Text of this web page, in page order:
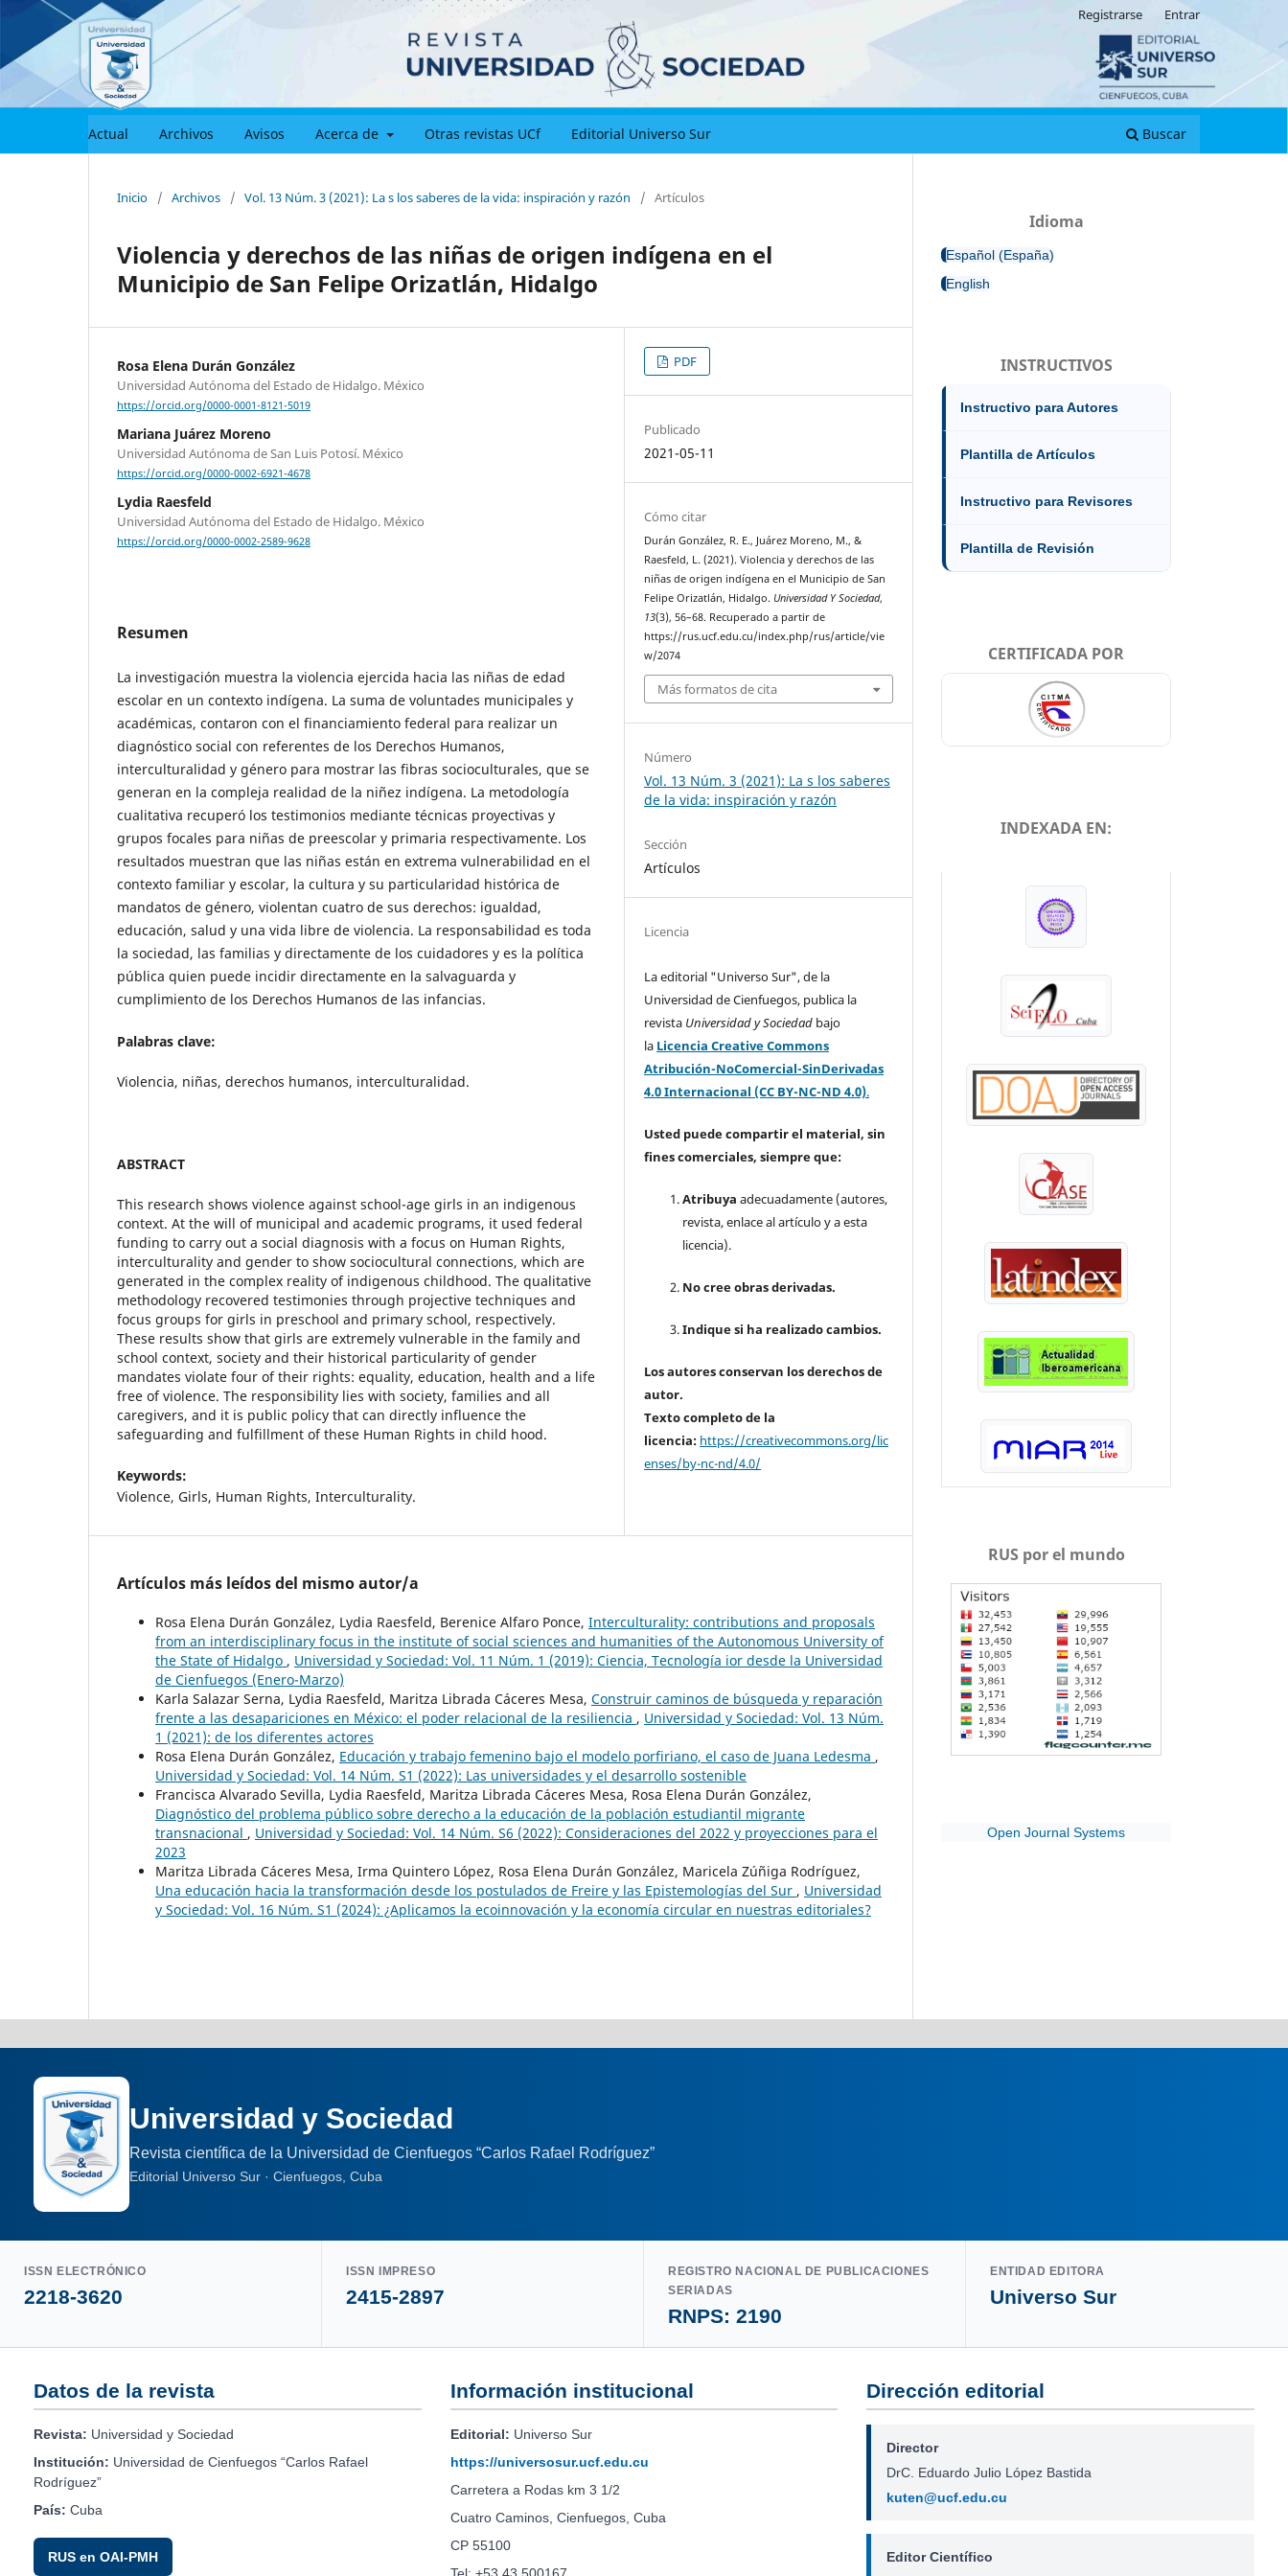
Actual Archivos Avisos Acerca de Otras revistas UCf Editorial Universo Sur Buscar
Registrarse Entrar
Inicio / Archivos / Vol. 13 Núm. 3 (2021): La s los saberes de la vida: inspiración y razón / Artículos
Violencia y derechos de las niñas de origen indígena en el
Municipio de San Felipe Orizatlán, Hidalgo
Rosa Elena Durán González
Universidad Autónoma del Estado de Hidalgo. México
https://orcid.org/0000-0001-8121-5019
Mariana Juárez Moreno
Universidad Autónoma de San Luis Potosí. México
https://orcid.org/0000-0002-6921-4678
Lydia Raesfeld
Universidad Autónoma del Estado de Hidalgo. México
https://orcid.org/0000-0002-2589-9628
Resumen
La investigación muestra la violencia ejercida hacia las niñas de edad
escolar en un contexto indígena. La suma de voluntades municipales y
académicas, contaron con el financiamiento federal para realizar un
diagnóstico social con referentes de los Derechos Humanos,
interculturalidad y género para mostrar las fibras socioculturales, que se
generan en la compleja realidad de la niñez indígena. La metodología
cualitativa recuperó los testimonios mediante técnicas proyectivas y
grupos focales para niñas de preescolar y primaria respectivamente. Los
resultados muestran que las niñas están en extrema vulnerabilidad en el
contexto familiar y escolar, la cultura y su particularidad histórica de
mandatos de género, violentan cuatro de sus derechos: igualdad,
educación, salud y una vida libre de violencia. La responsabilidad es toda
la sociedad, las familias y directamente de los cuidadores y es la política
pública quien puede incidir directamente en la salvaguarda y
cumplimiento de los Derechos Humanos de las infancias.
Palabras clave:
Violencia, niñas, derechos humanos, interculturalidad.
ABSTRACT
This research shows violence against school-age girls in an indigenous
context. At the will of municipal and academic programs, it used federal
funding to carry out a social diagnosis with a focus on Human Rights,
interculturality and gender to show sociocultural connections, which are
generated in the complex reality of indigenous childhood. The qualitative
methodology recovered testimonies through projective techniques and
focus groups for girls in preschool and primary school, respectively.
These results show that girls are extremely vulnerable in the family and
school context, society and their historical particularity of gender
mandates violate four of their rights: equality, education, health and a life
free of violence. The responsibility lies with society, families and all
caregivers, and it is public policy that can directly influence the
safeguarding and fulfillment of these Human Rights in child hood.
Keywords:
Violence, Girls, Human Rights, Interculturality.
PDF
Publicado
2021-05-11
Cómo citar
Durán González, R. E., Juárez Moreno, M., &
Raesfeld, L. (2021). Violencia y derechos de las
niñas de origen indígena en el Municipio de San
Felipe Orizatlán, Hidalgo. Universidad Y Sociedad,
13(3), 56–68. Recuperado a partir de
https://rus.ucf.edu.cu/index.php/rus/article/vie
w/2074
Más formatos de cita
Número
Vol. 13 Núm. 3 (2021): La s los saberes
de la vida: inspiración y razón
Sección
Artículos
Licencia
La editorial "Universo Sur", de la
Universidad de Cienfuegos, publica la
revista Universidad y Sociedad bajo
la Licencia Creative Commons
Atribución-NoComercial-SinDerivadas
4.0 Internacional (CC BY-NC-ND 4.0).
Usted puede compartir el material, sin
fines comerciales, siempre que:
Atribuya adecuadamente (autores,
revista, enlace al artículo y a esta
licencia).
No cree obras derivadas.
Indique si ha realizado cambios.
Los autores conservan los derechos de
autor.
Texto completo de la
licencia: https://creativecommons.org/lic
enses/by-nc-nd/4.0/
Artículos más leídos del mismo autor/a
Rosa Elena Durán González, Lydia Raesfeld, Berenice Alfaro Ponce, Interculturality: contributions and proposals
from an interdisciplinary focus in the institute of social sciences and humanities of the Autonomous University of
the State of Hidalgo , Universidad y Sociedad: Vol. 11 Núm. 1 (2019): Ciencia, Tecnología ior desde la Universidad
de Cienfuegos (Enero-Marzo)
Karla Salazar Serna, Lydia Raesfeld, Maritza Librada Cáceres Mesa, Construir caminos de búsqueda y reparación
frente a las desapariciones en México: el poder relacional de la resiliencia , Universidad y Sociedad: Vol. 13 Núm.
1 (2021): de los diferentes actores
Rosa Elena Durán González, Educación y trabajo femenino bajo el modelo porfiriano, el caso de Juana Ledesma ,
Universidad y Sociedad: Vol. 14 Núm. S1 (2022): Las universidades y el desarrollo sostenible
Francisca Alvarado Sevilla, Lydia Raesfeld, Maritza Librada Cáceres Mesa, Rosa Elena Durán González,
Diagnóstico del problema público sobre derecho a la educación de la población estudiantil migrante
transnacional , Universidad y Sociedad: Vol. 14 Núm. S6 (2022): Consideraciones del 2022 y proyecciones para el
2023
Maritza Librada Cáceres Mesa, Irma Quintero López, Rosa Elena Durán González, Maricela Zúñiga Rodríguez,
Una educación hacia la transformación desde los postulados de Freire y las Epistemologías del Sur , Universidad
y Sociedad: Vol. 16 Núm. S1 (2024): ¿Aplicamos la ecoinnovación y la economía circular en nuestras editoriales?
Idioma
Español (España)
English
INSTRUCTIVOS
Instructivo para Autores
Plantilla de Artículos
Instructivo para Revisores
Plantilla de Revisión
CERTIFICADA POR
INDEXADA EN:
RUS por el mundo
Open Journal Systems
Universidad y Sociedad
Revista científica de la Universidad de Cienfuegos “Carlos Rafael Rodríguez”
Editorial Universo Sur · Cienfuegos, Cuba
ISSN ELECTRÓNICO
2218-3620
ISSN IMPRESO
2415-2897
REGISTRO NACIONAL DE PUBLICACIONES
SERIADAS
RNPS: 2190
ENTIDAD EDITORA
Universo Sur
Datos de la revista
Revista: Universidad y Sociedad
Institución: Universidad de Cienfuegos “Carlos Rafael
Rodríguez”
País: Cuba
RUS en OAI-PMH
Información institucional
Editorial: Universo Sur
https://universosur.ucf.edu.cu
Carretera a Rodas km 3 1/2
Cuatro Caminos, Cienfuegos, Cuba
CP 55100
Tel: +53 43 500167
Dirección editorial
Director
DrC. Eduardo Julio López Bastida
kuten@ucf.edu.cu
Editor Científico